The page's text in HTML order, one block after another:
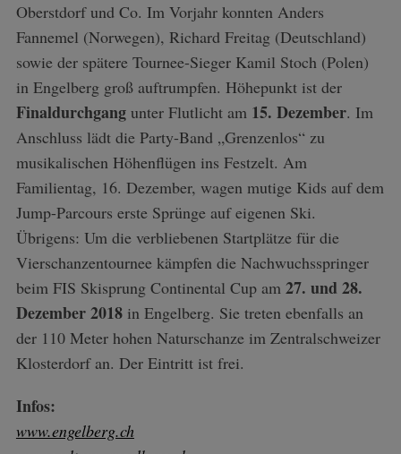
Oberstdorf und Co. Im Vorjahr konnten Anders
Fannemel (Norwegen), Richard Freitag (Deutschland)
sowie der spätere Tournee-Sieger Kamil Stoch (Polen)
in Engelberg groß auftrumpfen. Höhepunkt ist der
Finaldurchgangunter Flutlicht am 15. Dezember. Im
Anschluss lädt die Party-Band „Grenzenlos“ zu
musikalischen Höhenflügen ins Festzelt. Am
Familientag, 16. Dezember, wagen mutige Kids auf dem
Jump-Parcours erste Sprünge auf eigenen Ski.
Übrigens: Um die verbliebenen Startplätze für die
Vierschanzentournee kämpfen die Nachwuchsspringer
beim FIS Skisprung Continental Cup am 27. und 28.
Dezember 2018in Engelberg. Sie treten ebenfalls an
der 110 Meter hohen Naturschanze im Zentralschweizer
Klosterdorf an. Der Eintritt ist frei.
Infos:
www.engelberg.ch